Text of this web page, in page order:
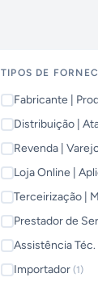
TIPOS DE
Fabricante |
Distribuição |
Revenda |
Loja Online |
Terceirização |
Prestador de
Assistência
Importador (1)